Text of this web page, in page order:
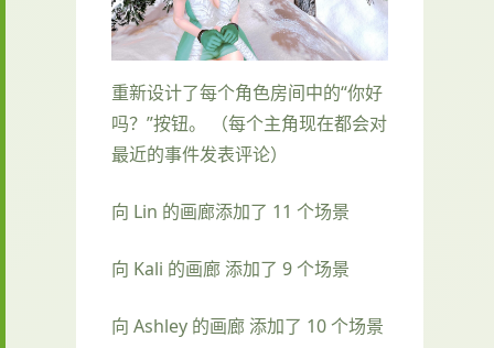
重新设计了每个角色房间中的“你好
吗？”按钮。 （每个主角现在都会对
最近的事件发表评论）
向 Lin 的画廊添加了 11 个场景
向 Kali 的画廊 添加了 9 个场景
向 Ashley 的画廊 添加了 10 个场景